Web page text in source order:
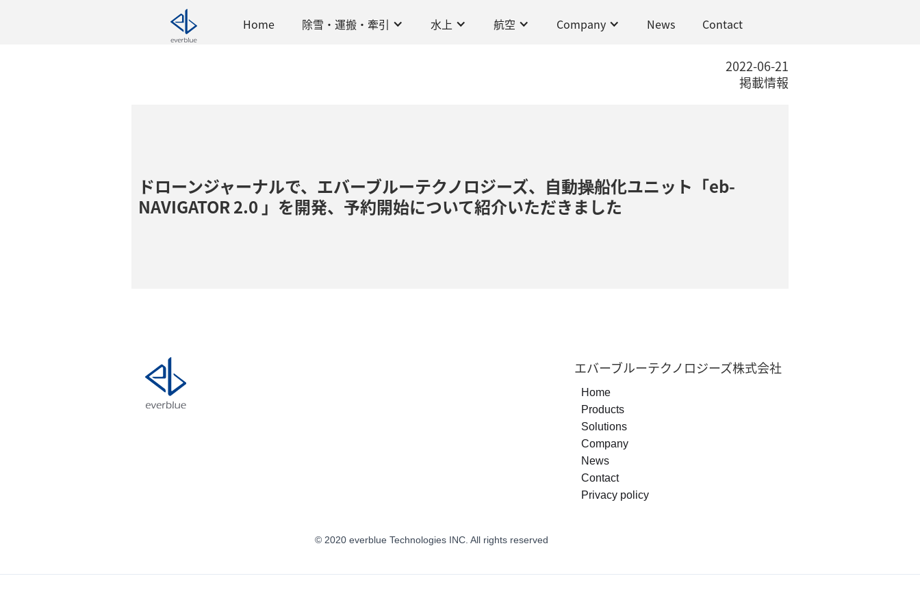
Home 除雪・運搬・牽引 水上 航空 Company News Contact
2022-06-21
掲載情報
ドローンジャーナルで、エバーブルーテクノロジーズ、自動操船化ユニット「eb-
NAVIGATOR 2.0 」を開発、予約開始について紹介いただきました
エバーブルーテクノロジーズ株式会社
Home
Products
Solutions
Company
News
Contact
Privacy policy
© 2020 everblue Technologies INC. All rights reserved